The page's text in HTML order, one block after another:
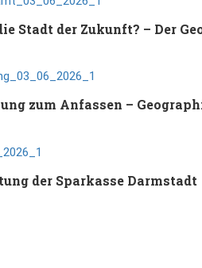
Stadt der Zukunft? – Der
zum Anfassen –
der Sparkasse Darmstadt